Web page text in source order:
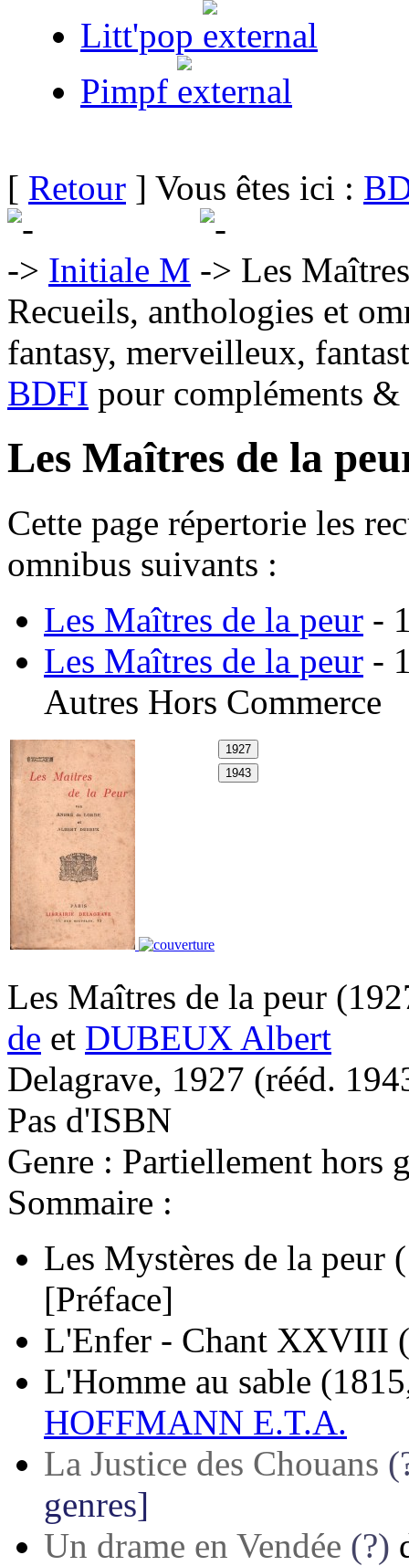
Litt'pop
Pimpf
[ Retour ] Vous êtes ici :
Initiale M
Les
Recueils, anthologies et
fantasy, merveilleux,
BDFI pour compléments
Les Maîtres de la
Cette page répertorie les
omnibus suivants :
Les Maîtres de la peur -
Les Maîtres de la peur -
Autres Hors Commerce
Les Maîtres de la peur
de et DUBEUX Albert
Delagrave, 1927 (rééd.
Pas d'ISBN
Genre : Partiellement hors
Sommaire :
Les Mystères de la peur
[Préface]
L'Enfer - Chant XXVIII
L'Homme au sable
HOFFMANN E.T.A.
La Justice des Chouans
genres]
Un drame en Vendée (?)